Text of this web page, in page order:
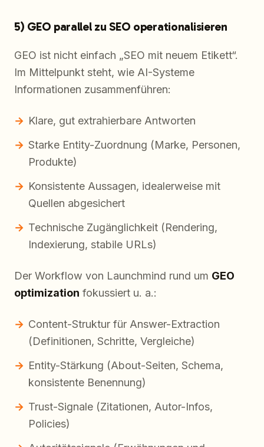
5) GEO parallel zu SEO operationalisieren
GEO ist nicht einfach „SEO mit neuem Etikett“.
Im Mittelpunkt steht, wie AI-Systeme
Informationen zusammenführen:
Klare, gut extrahierbare Antworten
Starke Entity-Zuordnung (Marke, Personen,
Produkte)
Konsistente Aussagen, idealerweise mit
Quellen abgesichert
Technische Zugänglichkeit (Rendering,
Indexierung, stabile URLs)
Der Workflow von Launchmind rund um GEO
optimization fokussiert u. a.:
Content-Struktur für Answer-Extraction
(Definitionen, Schritte, Vergleiche)
Entity-Stärkung (About-Seiten, Schema,
konsistente Benennung)
Trust-Signale (Zitationen, Autor-Infos,
Policies)